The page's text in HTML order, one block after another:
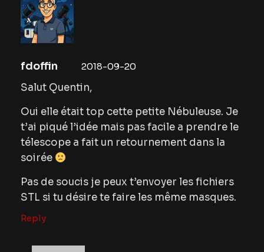
fdoffin 2018-09-20
Salut Quentin,
Oui elle était top cette petite Nébuleuse. Je
t’ai piqué l’idée mais pas facile a prendre le
télescope a fait un retournement dans la
soirée
Pas de soucis je peux t’envoyer les fichiers
STL si tu désire te faire les même masques.
Reply